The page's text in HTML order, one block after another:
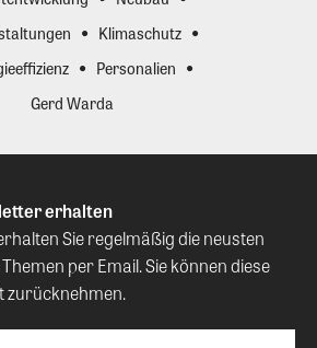
Klimaschutz
Personalien
Gerd Warda
erhalten
Sie regelmäßig die neusten
per Email. Sie können diese
zurücknehmen.